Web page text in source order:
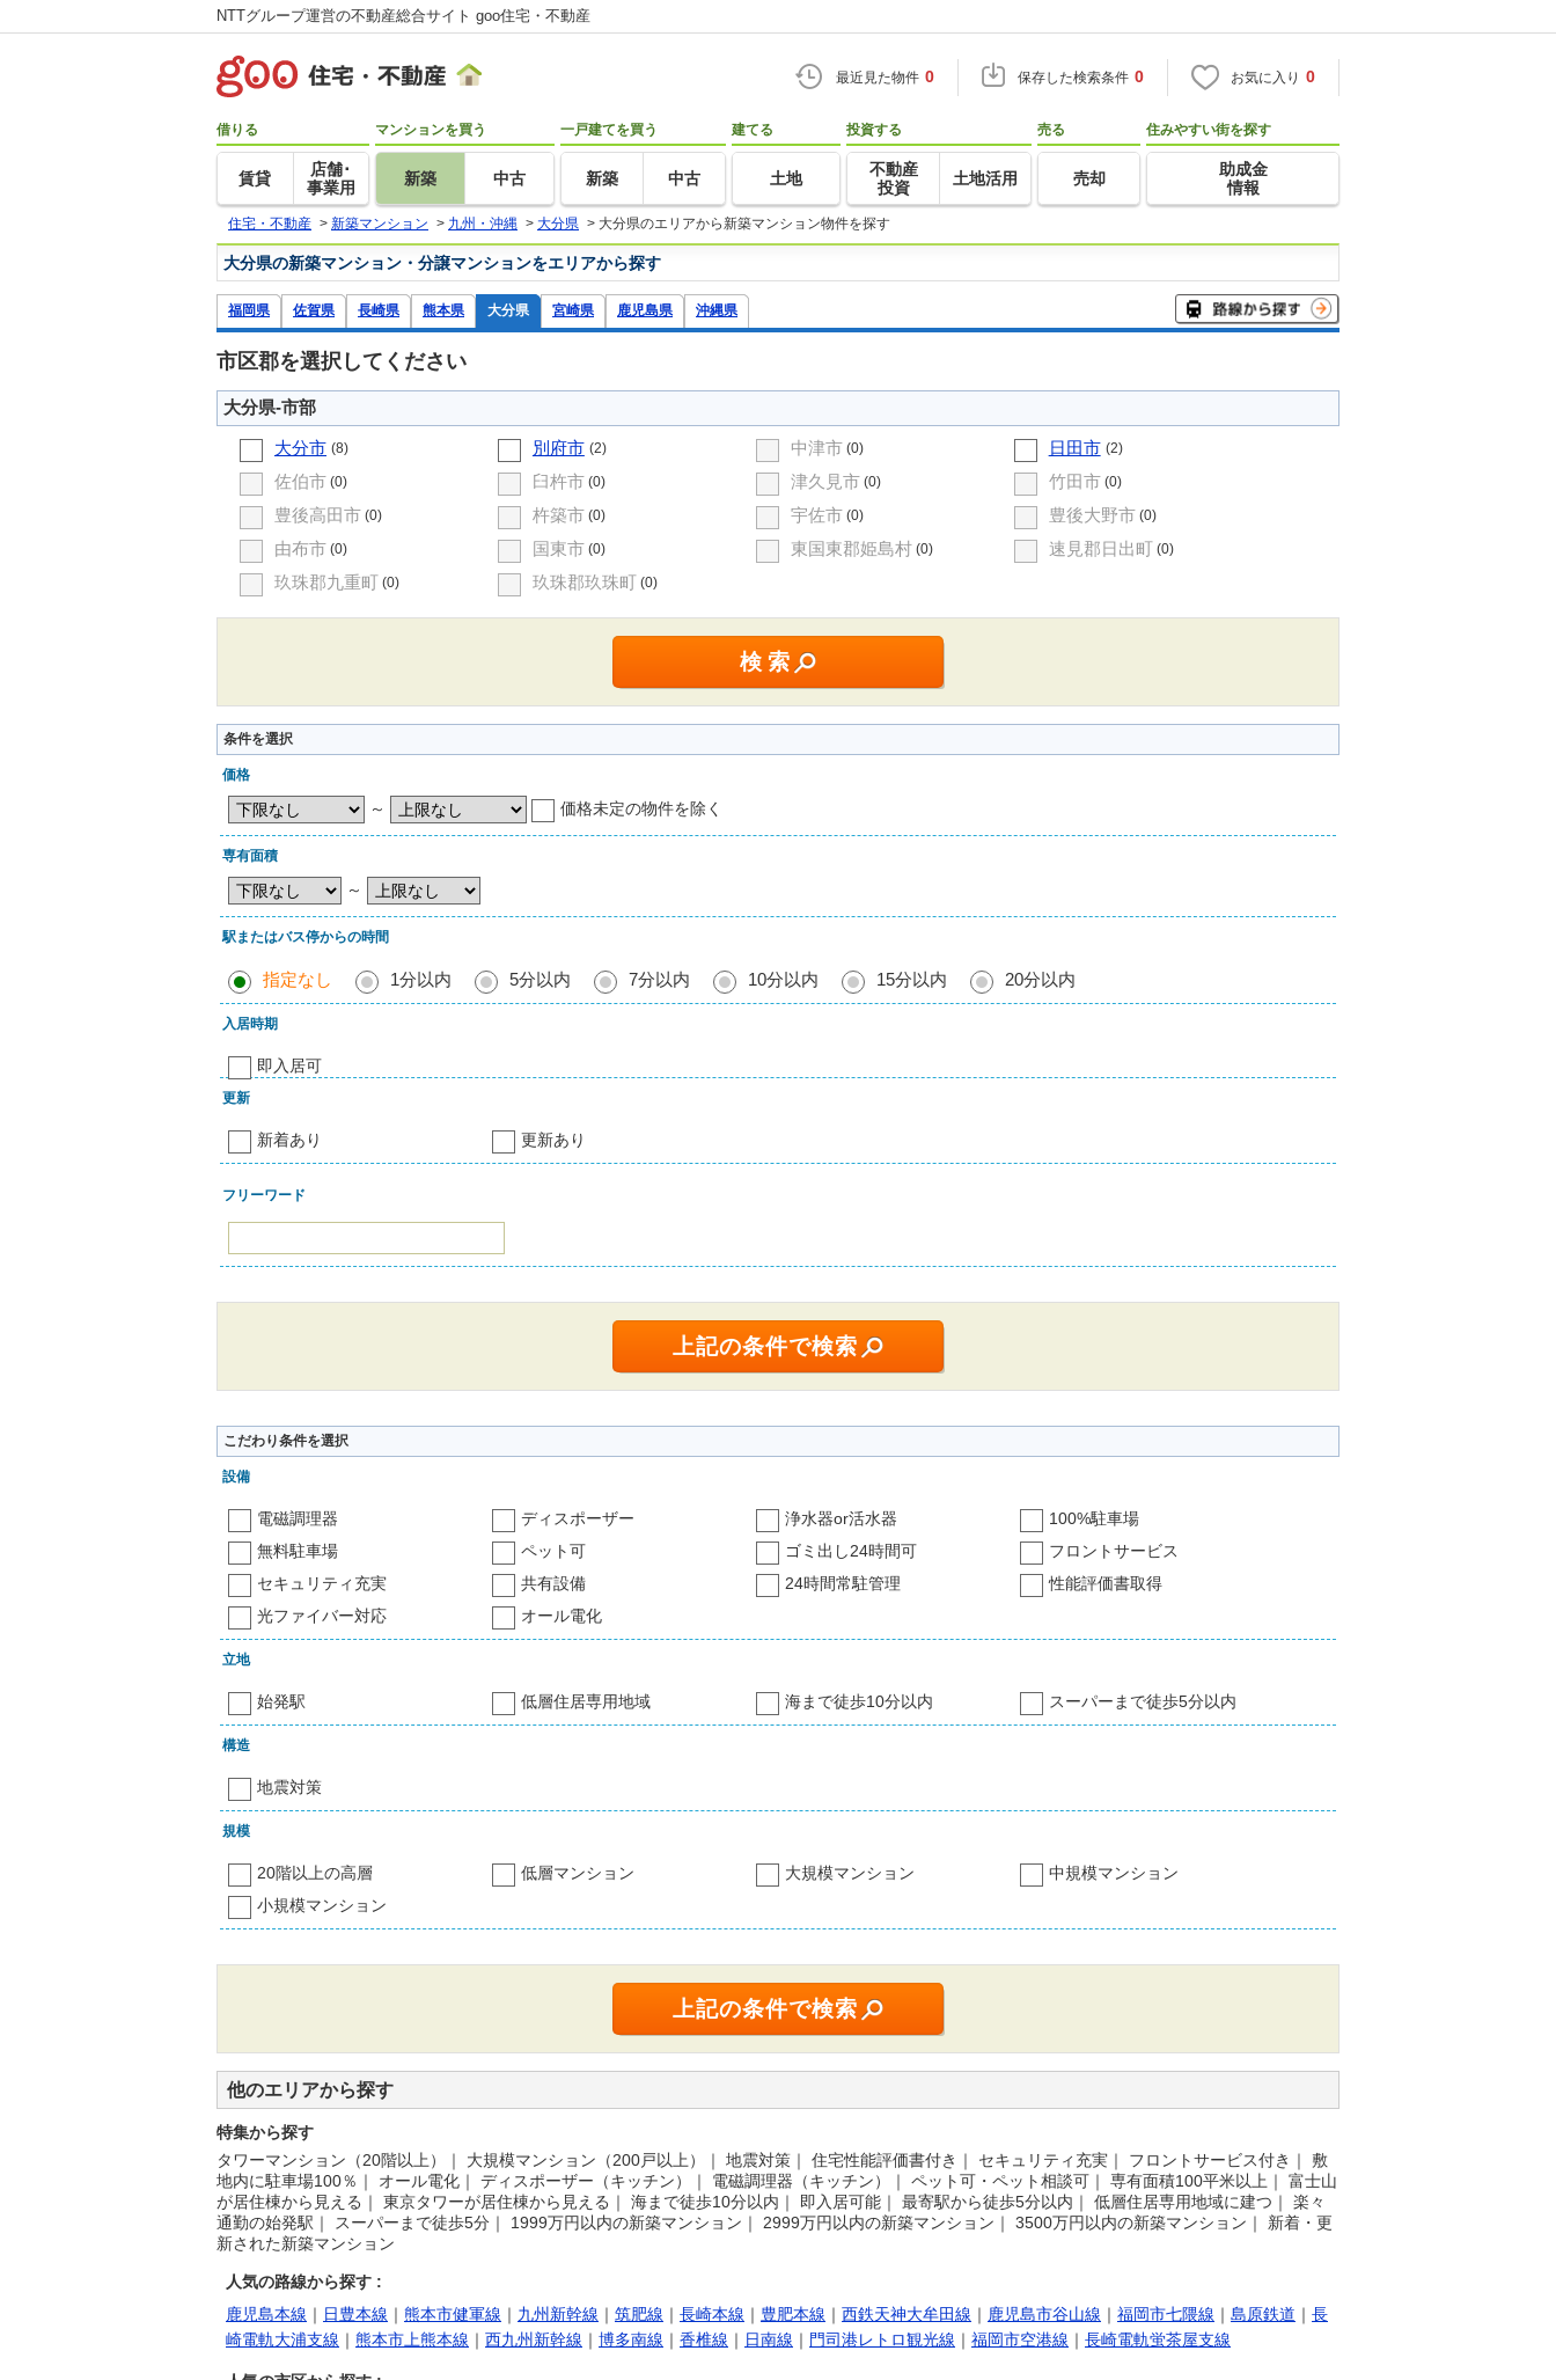
NTTグループ運営の不動産総合サイト goo住宅・不動産
最近見た物件 0 保存した検索条件 0 お気に入り 0
借りる
賃貸
店舗･
事業用
マンションを買う
新築 中古
一戸建てを買う
新築 中古
建てる
土地
投資する
不動産
投資
土地活用
売る
売却
住みやすい街を探す
助成金
情報
住宅・不動産 > 新築マンション > 九州・沖縄 > 大分県 > 大分県のエリアから新築マンション物件を探す
大分県の新築マンション・分譲マンションをエリアから探す
福岡県 佐賀県 長崎県 熊本県 大分県 宮崎県 鹿児島県 沖縄県
市区郡を選択してください
大分県-市部
大分市 (8) 別府市 (2) 中津市(0) 日田市 (2)
佐伯市 (0) 臼杵市(0) 津久見市(0) 竹田市(0)
豊後高田市 (0) 杵築市(0) 宇佐市(0) 豊後大野市(0)
由布市 (0) 国東市(0) 東国東郡姫島村(0) 速見郡日出町 (0)
玖珠郡九重町 (0) 玖珠郡玖珠町 (0)
条件を選択
価格
～ 価格未定の物件を除く
専有面積
～
駅またはバス停からの時間
指定なし 1分以内 5分以内 7分以内 10分以内 15分以内 20分以内
入居時期
即入居可
更新
新着あり 更新あり
フリーワード
こだわり条件を選択
設備
電磁調理器 ディスポーザー 浄水器or活水器
100%駐車場
無料駐車場
ペット可 ゴミ出し24時間可
フロントサービス
セキュリティ充実
共有設備 24時間常駐管理
性能評価書取得
光ファイバー対応
オール電化
立地
始発駅 低層住居専用地域 海まで徒歩10分以内 スーパーまで徒歩5分以内
構造
地震対策
規模
20階以上の高層 低層マンション 大規模マンション
中規模マンション
小規模マンション
他のエリアから探す
特集から探す
タワーマンション（20階以上）
｜ 大規模マンション（200戸以上） ｜ 地震対策 ｜ 住宅性能評価書付き ｜ セキュリティ充実 ｜ フロントサービス付き ｜ 敷
地内に駐車場100％ ｜ オール電化 ｜ ディスポーザー（キッチン） ｜ 電磁調理器（キッチン） ｜ ペット可・ペット相談可 ｜ 専有面積100平米以上 ｜ 富士山
が居住棟から見える ｜ 東京タワーが居住棟から見える ｜ 海まで徒歩10分以内 ｜ 即入居可能 ｜ 最寄駅から徒歩5分以内 ｜ 低層住居専用地域に建つ ｜ 楽々
通勤の始発駅 ｜ スーパーまで徒歩5分 ｜ 1999万円以内の新築マンション ｜ 2999万円以内の新築マンション ｜ 3500万円以内の新築マンション ｜ 新着・更
新された新築マンション
人気の路線から探す :
鹿児島本線 ｜ 日豊本線 ｜ 熊本市健軍線 ｜ 九州新幹線 ｜ 筑肥線 ｜ 長崎本線 ｜ 豊肥本線 ｜ 西鉄天神大牟田線 ｜ 鹿児島市谷山線 ｜ 福岡市七隈線 ｜ 島原鉄道 ｜ 長
崎電軌大浦支線 ｜ 熊本市上熊本線 ｜ 西九州新幹線 ｜ 博多南線 ｜ 香椎線 ｜ 日南線 ｜ 門司港レトロ観光線 ｜ 福岡市空港線 ｜ 長崎電軌蛍茶屋支線